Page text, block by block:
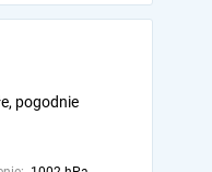
pogodnie